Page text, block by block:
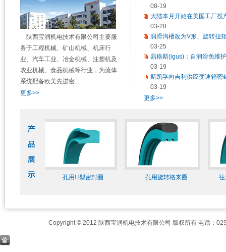
陕西宝润机电技术有限公司主要服
务于工程机械、矿山机械、机床行
业、汽车工业、冶金机械、注塑机及
农业机械、食品机械等行业，为流体
系统配备欧美先进密...
更多>>
08-19
大陆本月开始在美国工厂投
03-28
润滑沟槽改为V形、旋转扭
梯...
03-25
易格斯(igus)：自润滑免维
03-19
斯凯孚向吉利供应变速箱密
03-19
更多>>
孔用U型密封圈 孔用旋转格来圈 往
Copyright © 2012 陕西宝润机电技术有限公司 版权所有 电话：